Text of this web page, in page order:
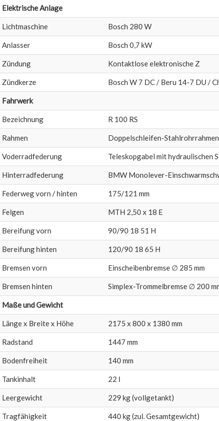
Elektrische Anlage
Lichtmaschine Bosch 280 W
Anlasser Bosch 0,7 kW
Zündung Kontaktlose elektronische Z
Zündkerze Bosch W 7 DC / Beru 14-7 DU /
Fahrwerk
Bezeichnung R 100 RS
Rahmen Doppelschleifen-
Voderradfederung Teleskopgabel mit hydraulischen
Hinterradfederung BMW Monolever-
Federweg vorn / hinten 175/121 mm
Felgen MTH 2,50 x 18 E
Bereifung vorn 90/90 18 51 H
Bereifung hinten 120/90 18 65 H
Bremsen vorn Einscheibenbremse ∅ 285 mm
Bremsen hinten Simplex-Trommelbremse ∅ 200
Maße und Gewicht
Länge x Breite x Höhe 2175 x 800 x 1380 mm
Radstand 1447 mm
Bodenfreiheit 140 mm
Tankinhalt 22 l
Leergewicht 229 kg (vollgetankt)
Tragfähigkeit 440 kg (zul. Gesamtgewicht)